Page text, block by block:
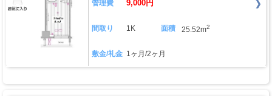
管理費 9,000円
間取り 1K 面積 25.52m2
敷金/礼金 1ヶ月/2ヶ月